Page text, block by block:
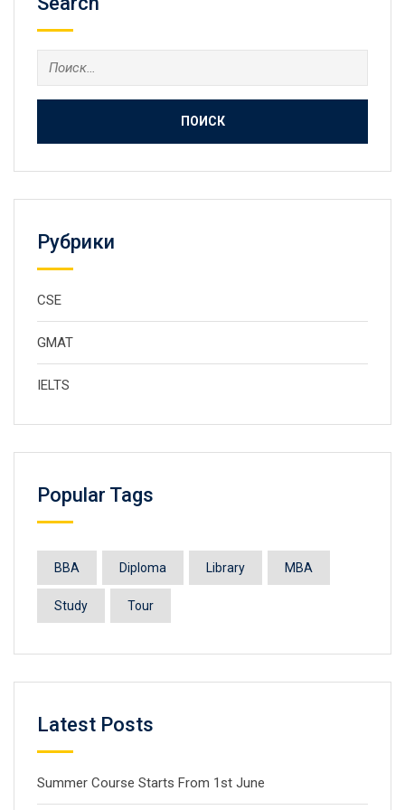
Найти:
Рубрики
CSE
GMAT
IELTS
Popular Tags
BBA Diploma Library MBA
Study Tour
Latest Posts
Summer Course Starts From 1st June